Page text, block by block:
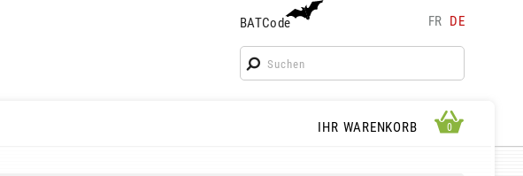
BATCode FR DE
BATCode
Geben Sie Ihren Namen ein und bestätigen
IHR WARENKORB 0 0